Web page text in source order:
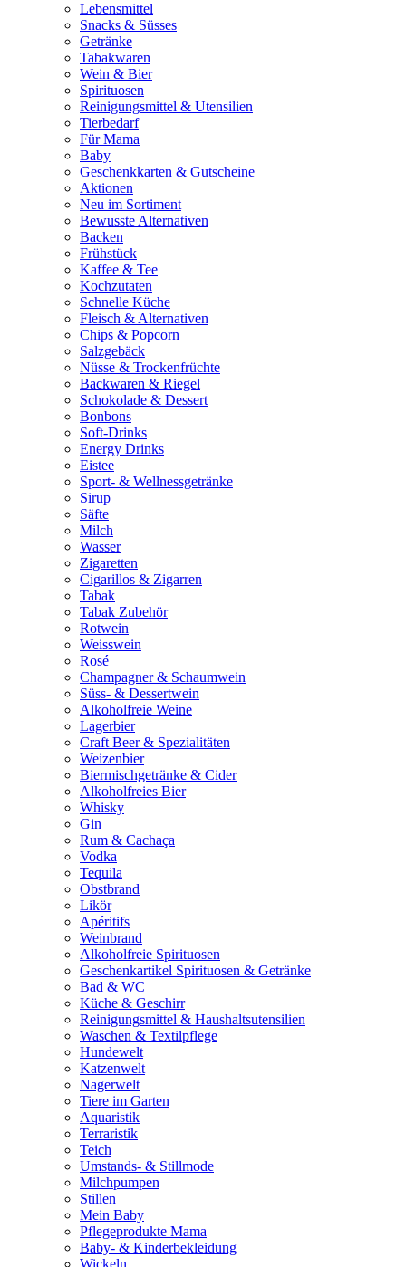
Lebensmittel
Snacks & Süsses
Getränke
Tabakwaren
Wein & Bier
Spirituosen
Reinigungsmittel & Utensilien
Tierbedarf
Für Mama
Baby
Geschenkkarten & Gutscheine
Aktionen
Neu im Sortiment
Bewusste Alternativen
Backen
Frühstück
Kaffee & Tee
Kochzutaten
Schnelle Küche
Fleisch & Alternativen
Chips & Popcorn
Salzgebäck
Nüsse & Trockenfrüchte
Backwaren & Riegel
Schokolade & Dessert
Bonbons
Soft-Drinks
Energy Drinks
Eistee
Sport- & Wellnessgetränke
Sirup
Säfte
Milch
Wasser
Zigaretten
Cigarillos & Zigarren
Tabak
Tabak Zubehör
Rotwein
Weisswein
Rosé
Champagner & Schaumwein
Süss- & Dessertwein
Alkoholfreie Weine
Lagerbier
Craft Beer & Spezialitäten
Weizenbier
Biermischgetränke & Cider
Alkoholfreies Bier
Whisky
Gin
Rum & Cachaça
Vodka
Tequila
Obstbrand
Likör
Apéritifs
Weinbrand
Alkoholfreie Spirituosen
Geschenkartikel Spirituosen & Getränke
Bad & WC
Küche & Geschirr
Reinigungsmittel & Haushaltsutensilien
Waschen & Textilpflege
Hundewelt
Katzenwelt
Nagerwelt
Tiere im Garten
Aquaristik
Terraristik
Teich
Umstands- & Stillmode
Milchpumpen
Stillen
Mein Baby
Pflegeprodukte Mama
Baby- & Kinderbekleidung
Wickeln